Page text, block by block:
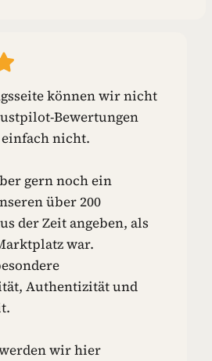
können wir nicht
Bewertungen
einfach nicht.
gern noch ein
über 200
der Zeit angeben, als
war.
Authentizität und
wir hier